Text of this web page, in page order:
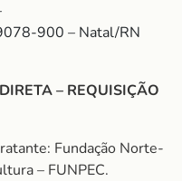
900 – Natal/RN
– REQUISIÇÃO
Fundação Norte-
– FUNPEC.